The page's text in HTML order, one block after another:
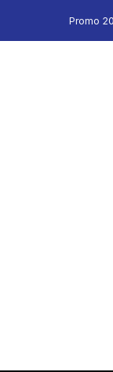
Promo